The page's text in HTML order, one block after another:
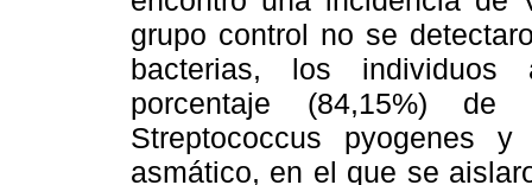
grupo control no se
bacterias, los individuos
porcentaje (84,15%) de
Streptococcus pyogenes
asmático, en el que se